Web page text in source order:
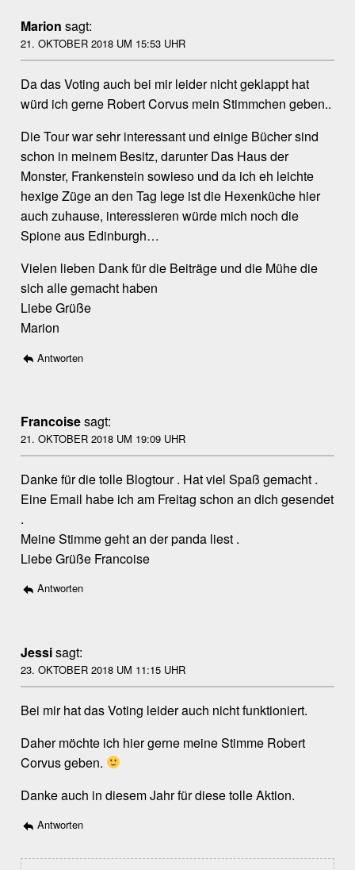
Marion sagt:
21. OKTOBER 2018 UM 15:53 UHR
Da das Voting auch bei mir leider nicht geklappt hat
würd ich gerne Robert Corvus mein Stimmchen geben..
Die Tour war sehr interessant und einige Bücher sind
schon in meinem Besitz, darunter Das Haus der
Monster, Frankenstein sowieso und da ich eh leichte
hexige Züge an den Tag lege ist die Hexenküche hier
auch zuhause, interessieren würde mich noch die
Spione aus Edinburgh…
Vielen lieben Dank für die Beiträge und die Mühe die
sich alle gemacht haben
Liebe Grüße
Marion
Antworten
Francoisesagt:
21. OKTOBER 2018 UM 19:09 UHR
Danke für die tolle Blogtour . Hat viel Spaß gemacht .
Eine Email habe ich am Freitag schon an dich gesendet
.
Meine Stimme geht an der panda liest .
Liebe Grüße Francoise
Antworten
Jessisagt:
23. OKTOBER 2018 UM 11:15 UHR
Bei mir hat das Voting leider auch nicht funktioniert.
Daher möchte ich hier gerne meine Stimme Robert
Corvus geben.
Danke auch in diesem Jahr für diese tolle Aktion.
Antworten